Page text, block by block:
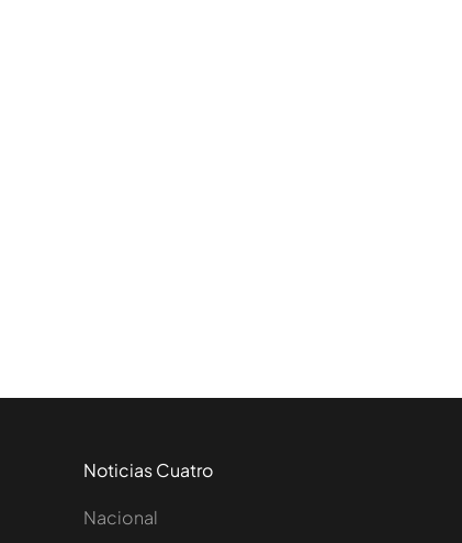
Noticias Cuatro
Nacional